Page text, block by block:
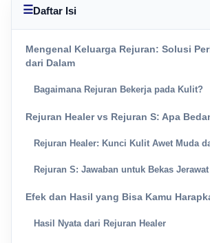
☰Daftar Isi
Mengenal Keluarga Rejuran: Solusi
dari Dalam
Bagaimana Rejuran Bekerja pada Kulit?
Rejuran Healer vs Rejuran S: Apa
Rejuran Healer: Kunci Kulit Awet Muda
Rejuran S: Jawaban untuk Bekas Jerawat
Efek dan Hasil yang Bisa Kamu
Hasil Nyata dari Rejuran Healer